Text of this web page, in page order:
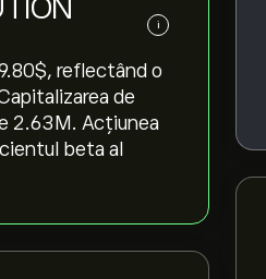
i
reflectând o
de
2.63M. Acțiunea
beta al